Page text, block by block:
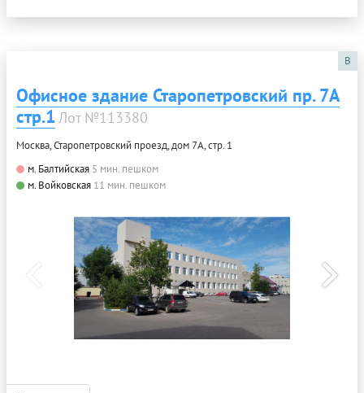
B
Офисное здание Старопетровский пр. 7А
стр.1 Лот №113380
Москва, Старопетровский проезд, дом 7А, стр. 1
м. Балтийская 5 мин. пешком
м. Войковская 11 мин. пешком